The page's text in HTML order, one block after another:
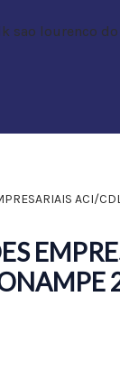
ACI/